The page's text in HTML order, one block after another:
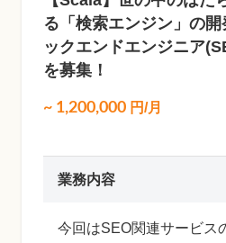
る「検索エンジン」の
ックエンドエンジニア
を募集！
~ 1,200,000 円/月
業務内容
今回はSEO関連サービス